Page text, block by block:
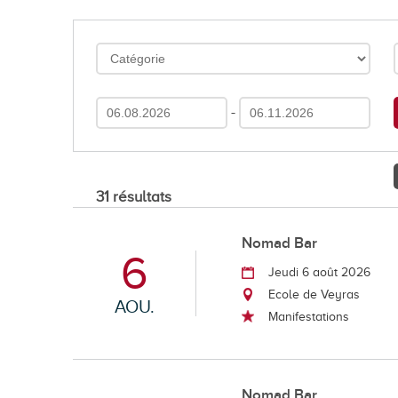
Médias
Tourisme et
Tourisme
Oenotourisme
Patrimoine
-
31 résultats
6
AOU.
Nomad Bar
Jeudi 6 août 2026
Ecole de Veyras
Manifestations